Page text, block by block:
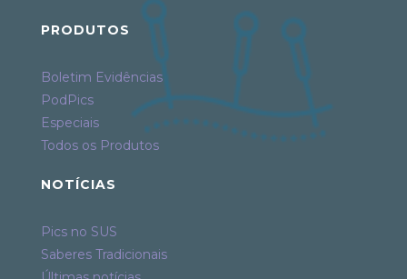
PRODUTOS
Boletim Evidências
PodPics
Especiais
Todos os Produtos
NOTÍCIAS
Pics no SUS
Saberes Tradicionais